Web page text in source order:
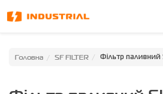
Головна
Головна SF FILTER Фільтр паливний